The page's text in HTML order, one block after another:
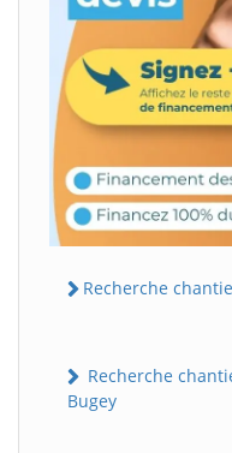
Recherche
Recherche
Bugey